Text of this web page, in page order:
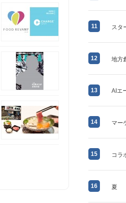
11 スタ
12 地方
13 AIエ
14 マー
15 コラ
16 夏